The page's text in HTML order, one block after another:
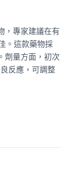
，專家建議在有
。這款藥物採
劑量方面，初次
反應，可調整